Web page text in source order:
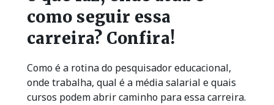
como seguir essa
carreira? Confira!
Como é a rotina do pesquisador educacional,
onde trabalha, qual é a média salarial e quais
cursos podem abrir caminho para essa carreira.